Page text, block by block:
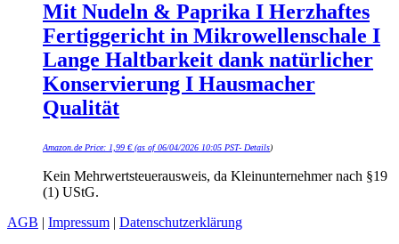
Mit Nudeln & Paprika I Herzhaftes
Fertiggericht in Mikrowellenschale I
Lange Haltbarkeit dank natürlicher
Konservierung I Hausmacher
Qualität
Amazon.de Price: 1,99 €(as of 06/04/2026 10:05 PST- Details)
Kein Mehrwertsteuerausweis, da Kleinunternehmer nach §19
(1) UStG.
AGB | Impressum | Datenschutzerklärung